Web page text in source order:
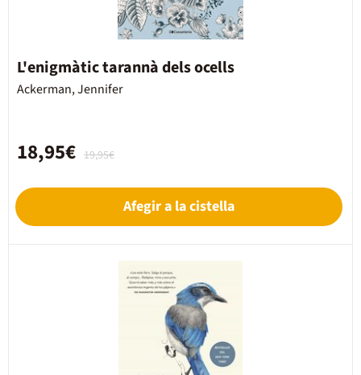
L'enigmàtic tarannà dels ocells
Ackerman, Jennifer
19,95€
18,95€
Afegir a la cistella